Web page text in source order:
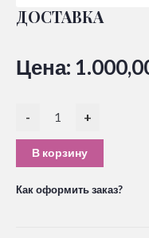
ДОСТАВКА
Цена:
- +
В корзину
Как оформить заказ?